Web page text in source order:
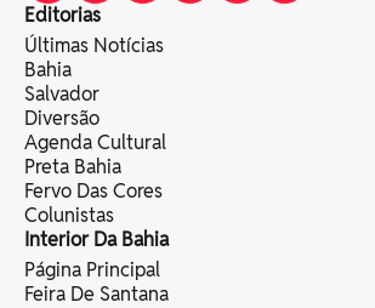
Editorias
Últimas Notícias
Bahia
Salvador
Diversão
Agenda Cultural
Preta Bahia
Fervo Das Cores
Colunistas
Interior Da Bahia
Página Principal
Feira De Santana